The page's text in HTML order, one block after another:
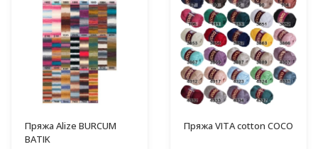
Пряжа Alize BURCUM
BATIK
Пряжа VITA cotton COCO